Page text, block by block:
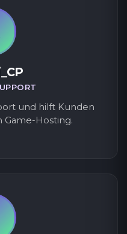
und hilft Kunden
Game-Hosting.